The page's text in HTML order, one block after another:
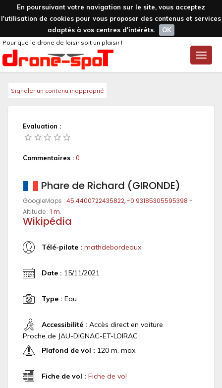
En poursuivant votre navigation sur le site, vous acceptez
l'utilisation de cookies pour vous proposer des contenus et services
adaptés à vos centres d'intérêts.
OK
Toggle
Pour que le drone de loisir soit un plaisir !
Signaler un contenu inapproprié
Evaluation :
Commentaires : 0
Phare de Richard (GIRONDE)
GoogleMaps : 45.4400722435822, -0.93185305595398 -
Altitude : 1 m.
Wikipédia
Télé-pilote : mathdebordeaux
Date : 15/11/2021
Type : Eau
Accessibilité : Accès direct en voiture
Proche de JAU-DIGNAC-ET-LOIRAC
Plafond de vol : 120 m. max.
Fiche de vol : Fiche de vol